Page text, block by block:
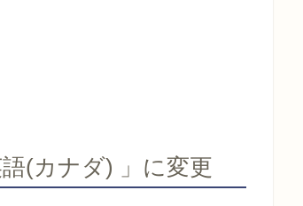
(カナダ) 」に変更